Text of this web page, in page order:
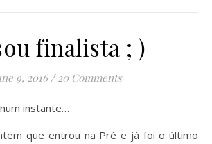
finalista ; )
9, 2016 / 20 Comments
num instante…
que entrou na Pré e já foi o último